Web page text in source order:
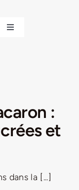
Toggle
:
et
dans la [...]